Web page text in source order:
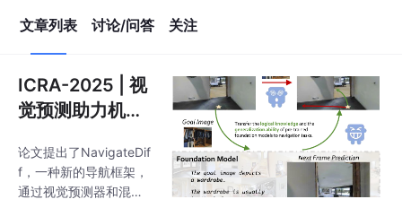
文章列表 讨论/问答 关注
ICRA-2025 | 视
觉预测助力机器
vigateDiff：视
觉引导的零样本
论文提出了NavigateDif
f，一种新的导航框架，
通过视觉预测器和混合